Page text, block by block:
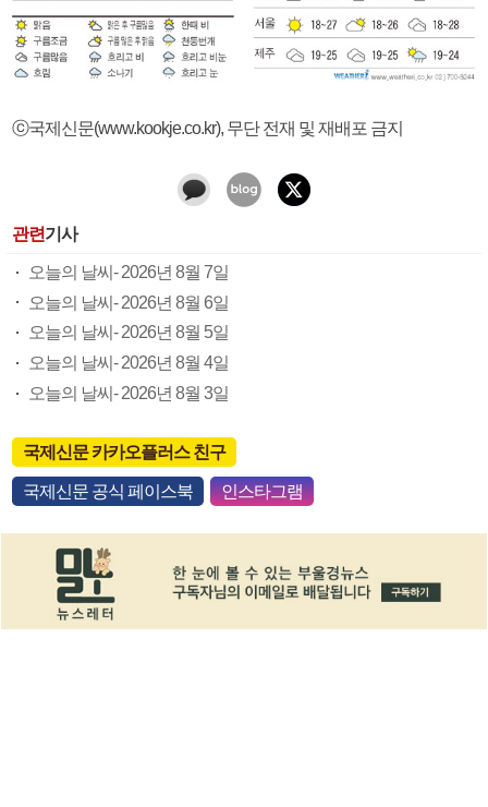
ⓒ국제신문(www.kookje.co.kr), 무단 전재 및 재배포 금지
관련기사
오늘의 날씨- 2026년 8월 7일
오늘의 날씨- 2026년 8월 6일
오늘의 날씨- 2026년 8월 5일
오늘의 날씨- 2026년 8월 4일
오늘의 날씨- 2026년 8월 3일
국제신문 카카오플러스 친구
국제신문 공식 페이스북 인스타그램